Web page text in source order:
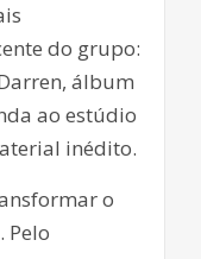
do grupo:
álbum
ao estúdio
inédito.
o
Pelo